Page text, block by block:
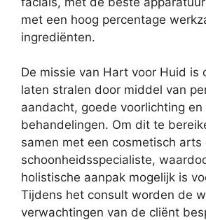
met een hoog percentage
ingrediënten.
De missie van Hart voor Huid is
laten stralen door middel van
aandacht, goede voorlichting
behandelingen. Om dit te
samen met een cosmetisch arts
schoonheidsspecialiste,
holistische aanpak mogelijk is
Tijdens het consult worden de
verwachtingen van de cliënt